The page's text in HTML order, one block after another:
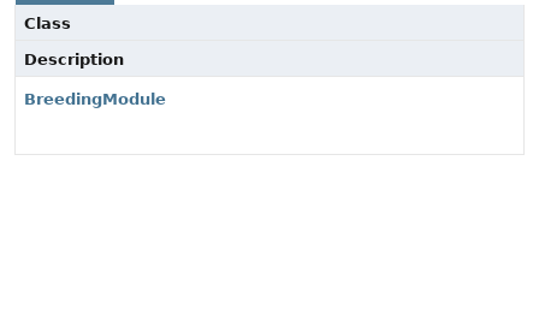
Class
Description
BreedingModule